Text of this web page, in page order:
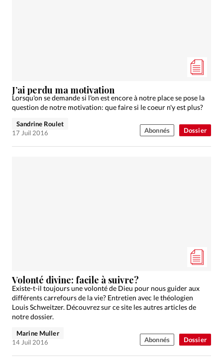
Dossier
J’ai perdu ma motivation
Lorsqu'on se demande si l'on est encore à notre place se pose la
question de notre motivation: que faire si le coeur n'y est plus?
Sandrine Roulet
17 Juil 2016
Abonnés
Dossier
Volonté divine: facile à suivre?
Existe-t-il toujours une volonté de Dieu pour nous guider aux
différents carrefours de la vie? Entretien avec le théologien
Louis Schweitzer. Découvrez sur ce site les autres articles de
notre dossier.
Marine Muller
14 Juil 2016
Abonnés